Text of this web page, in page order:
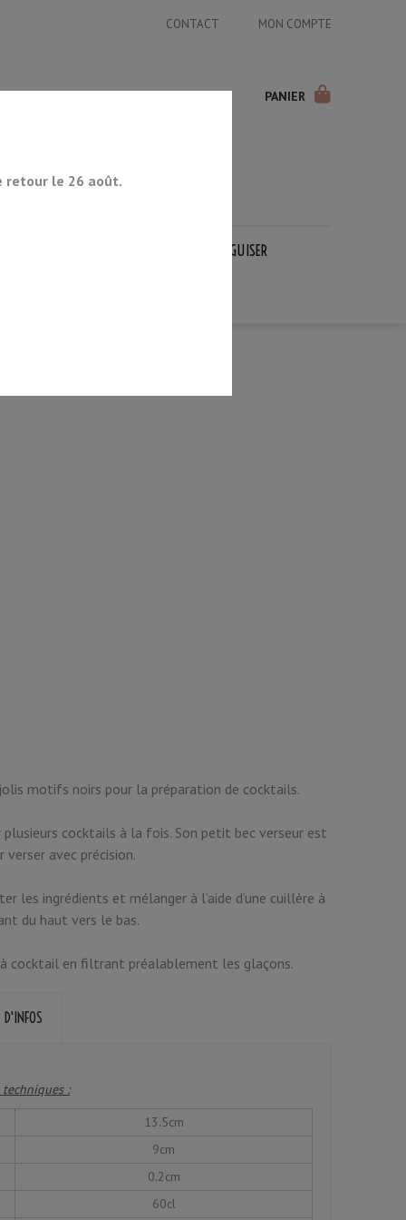
CONTACT MON COMPTE
PANIER
PIERRES À AIGUISER
retour le 26 août.
motifs noirs pour la préparation de cocktails.
cocktails à la fois. Son petit bec verseur est
avec précision.
les ingrédients et mélanger à l’aide d’une cuillère à
du haut vers le bas.
cocktail en filtrant préalablement les glaçons.
:
13.5cm
9cm
0.2cm
60cl